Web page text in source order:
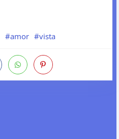
#amor #vista